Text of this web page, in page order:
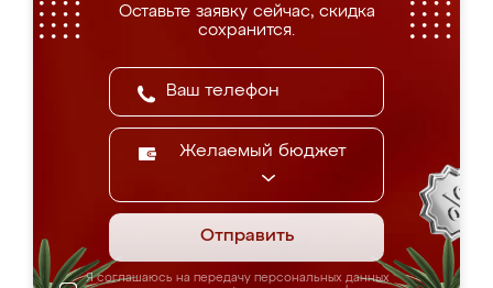
Оставьте заявку сейчас, скидка
сохранится.
Желаемый бюджет
Отправить
Я соглашаюсь на передачу персональных данных